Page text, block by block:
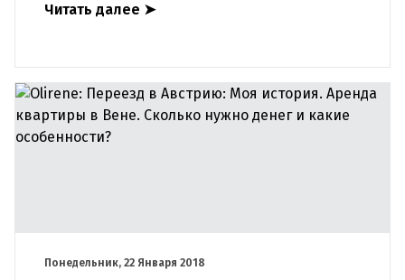
свои заготов
Читать далее ➤
Понедельник, 22 Января 2018